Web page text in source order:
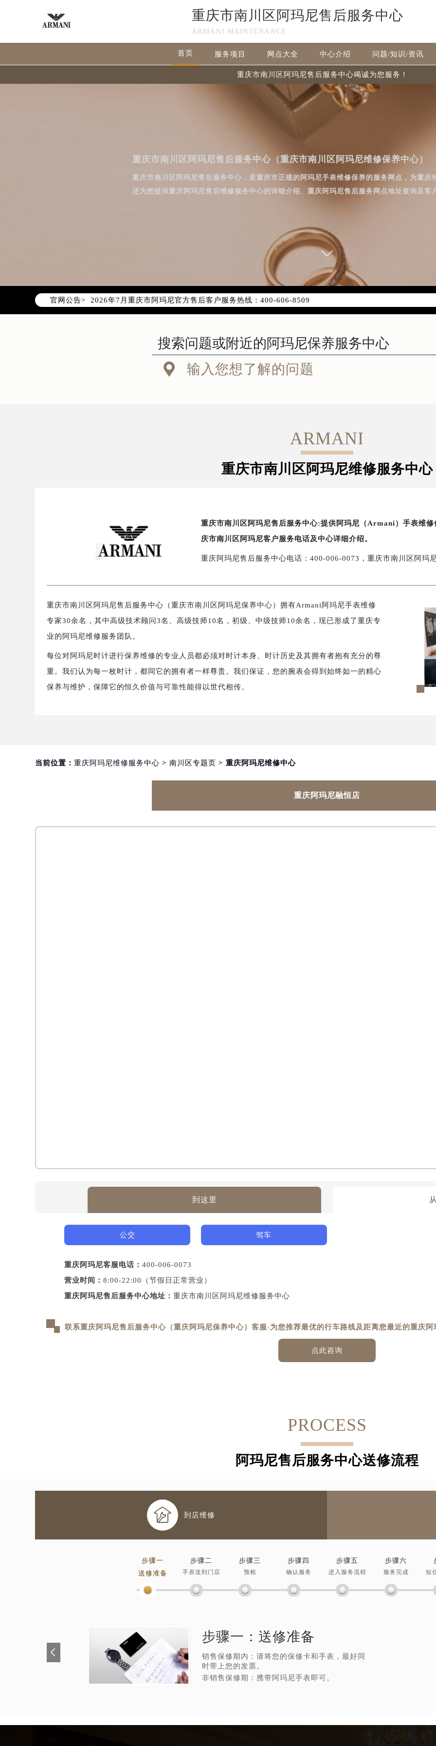
重庆市南川区阿玛尼售后服务中心
ARMANI MAINTENANCE
首页 服务项目 网点大全 中心介绍 问题/知识/资讯
重庆市南川区阿玛尼售后服务中心竭诚为您服务！
重庆市南川区阿玛尼售后服务中心（重庆市南川区阿玛尼维修保养中心）
重庆市南川区阿玛尼售后服务中心，是重庆市正规的阿玛尼手表维修保养的服务网点，为重
还为您提供重庆阿玛尼售后维修服务中心的详细介绍、重庆阿玛尼售后服务网点地址查询及客
官网公告>
2026年7月阿玛尼重庆市售后服务网络优化升级公告
2026年7月重庆市阿玛尼官方售后客户服务热线：400-606-8509
2026年7月阿玛尼售后服务中心最新网点地址：
重庆市江北区观音桥步行街2号融恒时代广场写字楼9层902室（需提前预约）
重庆市江北区观音桥步行街2号融恒时代广场9层902室阿玛尼售后服务中心（需提前预约）
重庆市解放碑渝中区民权路28号英利国际金融中心写字楼20层01室阿玛尼售后服务中心（需提前预
 输入您想了解的问题
ARMANI
重庆市南川区阿玛尼维修服务中心
重庆市南川区阿玛尼售后服务中心:提供阿玛尼（Armani）手表维
庆市南川区阿玛尼客户服务电话及中心详细介绍。
重庆阿玛尼售后服务中心电话：400-006-0073，重庆市南川区阿玛
重庆市南川区阿玛尼售后服务中心（重庆市南川区阿玛尼保养中心）拥有Armani阿玛尼手表维修
专家30余名，其中高级技术顾问3名、高级技师10名，初级、中级技师10余名，现已形成了重庆专
业的阿玛尼维修服务团队。
每位对阿玛尼时计进行保养维修的专业人员都必须对时计本身、时计历史及其拥有者抱有充分的尊
重。我们认为每一枚时计，都同它的拥有者一样尊贵。我们保证，您的腕表会得到始终如一的精心
保养与维护，保障它的恒久价值与可靠性能得以世代相传。
当前位置： 重庆阿玛尼维修服务中心 > 南川区专题页 > 重庆阿玛尼维修中心
重庆阿玛尼融恒店
到这里
公交 驾车
重庆阿玛尼客服电话： 400-006-0073
营业时间： 8:00-22:00（节假日正常营业）
重庆阿玛尼售后服务中心地址： 重庆市南川区阿玛尼维修服务中心
联系重庆阿玛尼售后服务中心（重庆阿玛尼保养中心）客服-为您推荐最优的行车路线及距离您最近的重庆
点此咨询
PROCESS
阿玛尼售后服务中心送修流程
 到店维修
步骤一
送修准备
步骤二
手表送到门店
步骤三
预检
步骤四
确认服务
步骤五
进入服务流程
步骤六
服务完成 短
步骤一： 送修准备
销售保修期内：请将您的保修卡和手表，最好同
时带上您的发票。
非销售保修期：携带阿玛尼手表即可。